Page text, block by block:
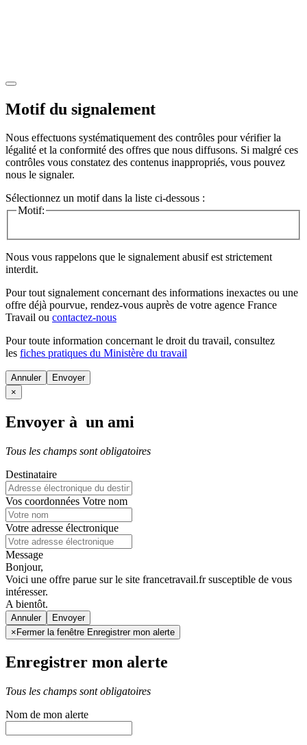
Motif du signalement
Nous effectuons systématiquement des contrôles pour vérifier la
légalité et la conformité des offres que nous diffusons. Si malgré ces
contrôles vous constatez des contenus inappropriés, vous pouvez
nous le signaler.
Sélectionnez un motif dans la liste ci-dessous :
Motif:
Nous vous rappelons que le signalement abusif est strictement
interdit.
Pour tout signalement concernant des informations inexactes ou une
offre déjà pourvue, rendez-vous auprès de votre agence France
Travail ou contactez-nous
Pour toute information concernant le droit du travail, consultez
les fiches pratiques du Ministère du travail
Annuler
×
Envoyer à un ami
Tous les champs sont obligatoires
Destinataire
Vos coordonnées Votre nom
Votre adresse électronique
Message
Bonjour,
Voici une offre parue sur le site francetravail.fr susceptible de vous
intéresser.
A bientôt.
Annuler
× Fermer la fenêtre Enregistrer mon alerte
Enregistrer mon alerte
Tous les champs sont obligatoires
Nom de mon alerte